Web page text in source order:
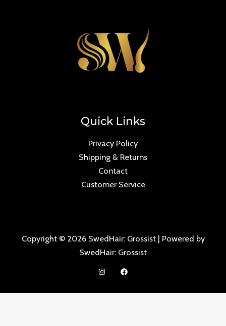
Quick Links
Privacy Policy
Shipping & Returns
Contact
Customer Service
Copyright © 2026 SwedHair: Grossist | Powered by
SwedHair: Grossist